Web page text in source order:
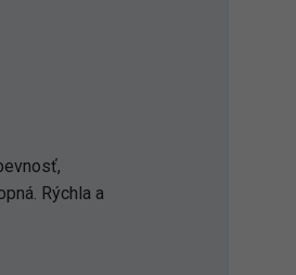
Rýchla a